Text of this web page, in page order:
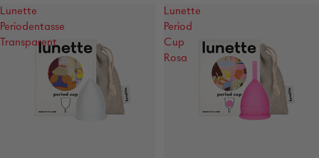
Lunette
Periodentasse
Transparent
Lunette
Period
Cup
Rosa